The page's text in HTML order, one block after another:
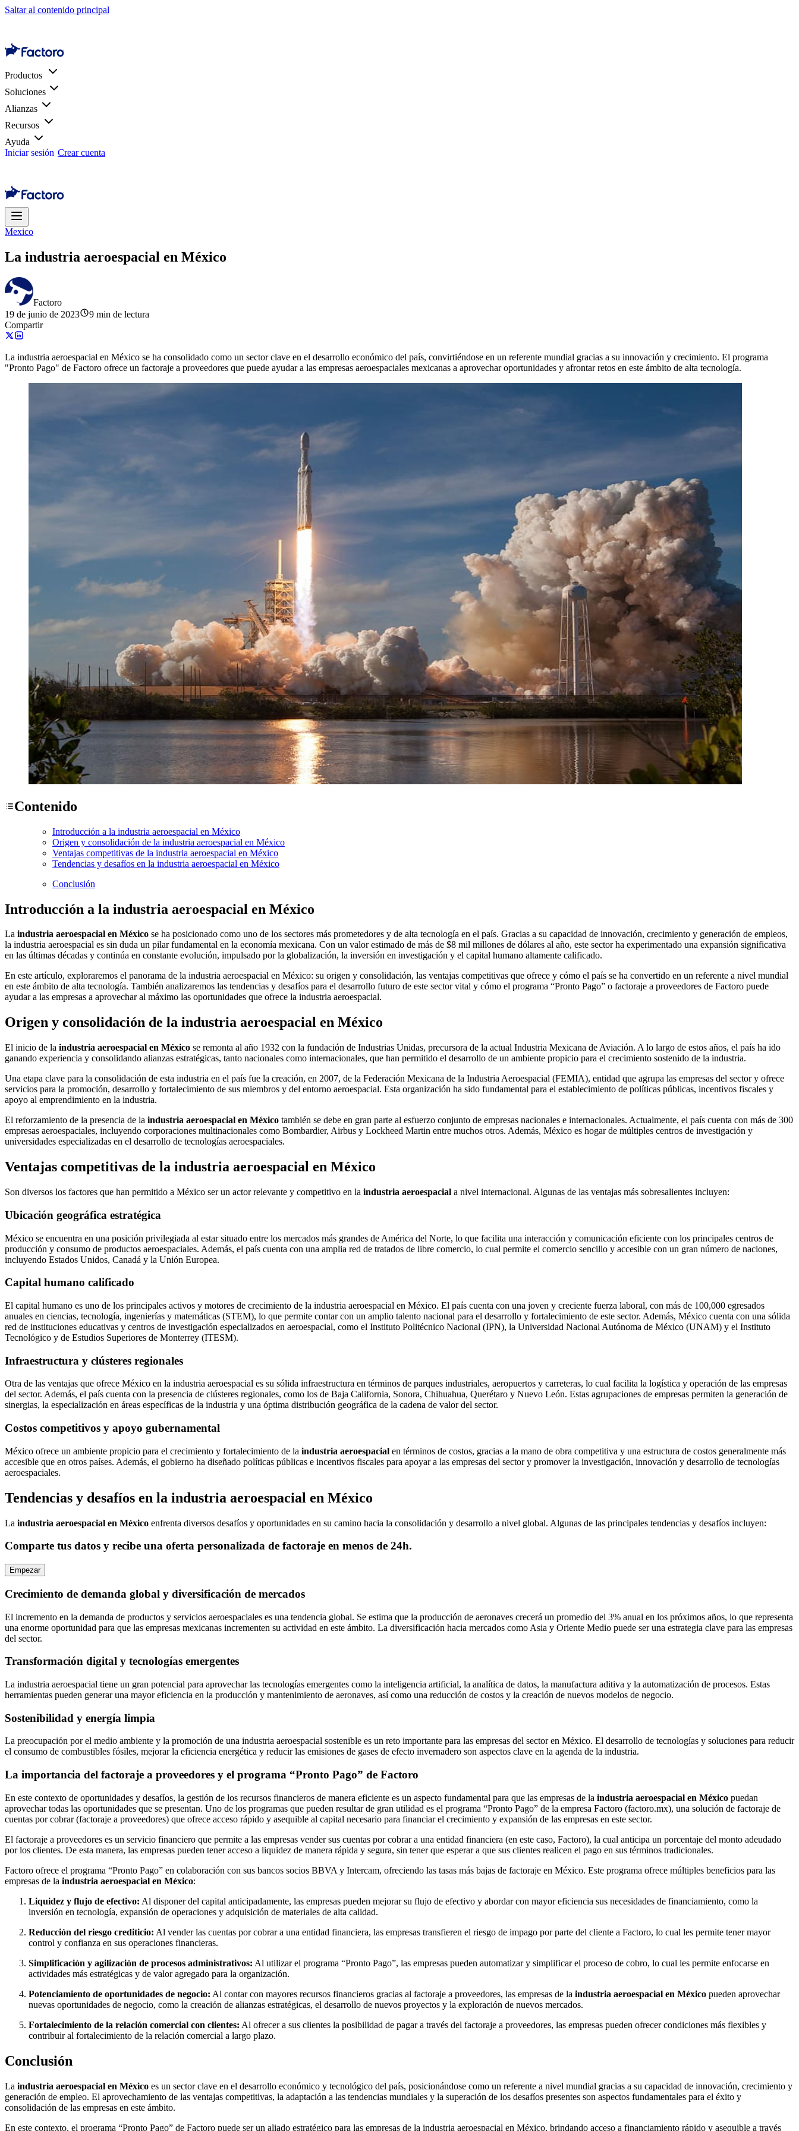
Saltar al contenido principal
Productos
Soluciones
Alianzas
Recursos
Ayuda
Iniciar sesión Crear cuenta
Mexico
La industria aeroespacial en México
Factoro
19 de junio de 2023
9 min de lectura
Compartir
La industria aeroespacial en México se ha consolidado como un sector clave en el desarrollo económico del país, convirtiéndose en un referente mundial gracias a su innovación y crecimiento. El programa
"Pronto Pago" de Factoro ofrece un factoraje a proveedores que puede ayudar a las empresas aeroespaciales mexicanas a aprovechar oportunidades y afrontar retos en este ámbito de alta tecnología.
Contenido
Introducción a la industria aeroespacial en México
Origen y consolidación de la industria aeroespacial en México
Ventajas competitivas de la industria aeroespacial en México
Tendencias y desafíos en la industria aeroespacial en México
Conclusión
Introducción a la industria aeroespacial en México
La industria aeroespacial en México se ha posicionado como uno de los sectores más prometedores y de alta tecnología en el país. Gracias a su capacidad de innovación, crecimiento y generación de empleos,
la industria aeroespacial es sin duda un pilar fundamental en la economía mexicana. Con un valor estimado de más de $8 mil millones de dólares al año, este sector ha experimentado una expansión significativa
en las últimas décadas y continúa en constante evolución, impulsado por la globalización, la inversión en investigación y el capital humano altamente calificado.
En este artículo, exploraremos el panorama de la industria aeroespacial en México: su origen y consolidación, las ventajas competitivas que ofrece y cómo el país se ha convertido en un referente a nivel mundial
en este ámbito de alta tecnología. También analizaremos las tendencias y desafíos para el desarrollo futuro de este sector vital y cómo el programa “Pronto Pago” o factoraje a proveedores de Factoro puede
ayudar a las empresas a aprovechar al máximo las oportunidades que ofrece la industria aeroespacial.
Origen y consolidación de la industria aeroespacial en México
El inicio de la industria aeroespacial en México se remonta al año 1932 con la fundación de Industrias Unidas, precursora de la actual Industria Mexicana de Aviación. A lo largo de estos años, el país ha ido
ganando experiencia y consolidando alianzas estratégicas, tanto nacionales como internacionales, que han permitido el desarrollo de un ambiente propicio para el crecimiento sostenido de la industria.
Una etapa clave para la consolidación de esta industria en el país fue la creación, en 2007, de la Federación Mexicana de la Industria Aeroespacial (FEMIA), entidad que agrupa las empresas del sector y ofrece
servicios para la promoción, desarrollo y fortalecimiento de sus miembros y del entorno aeroespacial. Esta organización ha sido fundamental para el establecimiento de políticas públicas, incentivos fiscales y
apoyo al emprendimiento en la industria.
El reforzamiento de la presencia de la industria aeroespacial en México también se debe en gran parte al esfuerzo conjunto de empresas nacionales e internacionales. Actualmente, el país cuenta con más de 300
empresas aeroespaciales, incluyendo corporaciones multinacionales como Bombardier, Airbus y Lockheed Martin entre muchos otros. Además, México es hogar de múltiples centros de investigación y
universidades especializadas en el desarrollo de tecnologías aeroespaciales.
Ventajas competitivas de la industria aeroespacial en México
Son diversos los factores que han permitido a México ser un actor relevante y competitivo en la industria aeroespacial a nivel internacional. Algunas de las ventajas más sobresalientes incluyen:
Ubicación geográfica estratégica
México se encuentra en una posición privilegiada al estar situado entre los mercados más grandes de América del Norte, lo que facilita una interacción y comunicación eficiente con los principales centros de
producción y consumo de productos aeroespaciales. Además, el país cuenta con una amplia red de tratados de libre comercio, lo cual permite el comercio sencillo y accesible con un gran número de naciones,
incluyendo Estados Unidos, Canadá y la Unión Europea.
Capital humano calificado
El capital humano es uno de los principales activos y motores de crecimiento de la industria aeroespacial en México. El país cuenta con una joven y creciente fuerza laboral, con más de 100,000 egresados
anuales en ciencias, tecnología, ingenierías y matemáticas (STEM), lo que permite contar con un amplio talento nacional para el desarrollo y fortalecimiento de este sector. Además, México cuenta con una sólida
red de instituciones educativas y centros de investigación especializados en aeroespacial, como el Instituto Politécnico Nacional (IPN), la Universidad Nacional Autónoma de México (UNAM) y el Instituto
Tecnológico y de Estudios Superiores de Monterrey (ITESM).
Infraestructura y clústeres regionales
Otra de las ventajas que ofrece México en la industria aeroespacial es su sólida infraestructura en términos de parques industriales, aeropuertos y carreteras, lo cual facilita la logística y operación de las empresas
del sector. Además, el país cuenta con la presencia de clústeres regionales, como los de Baja California, Sonora, Chihuahua, Querétaro y Nuevo León. Estas agrupaciones de empresas permiten la generación de
sinergias, la especialización en áreas específicas de la industria y una óptima distribución geográfica de la cadena de valor del sector.
Costos competitivos y apoyo gubernamental
México ofrece un ambiente propicio para el crecimiento y fortalecimiento de la industria aeroespacial en términos de costos, gracias a la mano de obra competitiva y una estructura de costos generalmente más
accesible que en otros países. Además, el gobierno ha diseñado políticas públicas e incentivos fiscales para apoyar a las empresas del sector y promover la investigación, innovación y desarrollo de tecnologías
aeroespaciales.
Tendencias y desafíos en la industria aeroespacial en México
La industria aeroespacial en México enfrenta diversos desafíos y oportunidades en su camino hacia la consolidación y desarrollo a nivel global. Algunas de las principales tendencias y desafíos incluyen:
Comparte tus datos y recibe una oferta personalizada de factoraje en menos de 24h.
Empezar
Crecimiento de demanda global y diversificación de mercados
El incremento en la demanda de productos y servicios aeroespaciales es una tendencia global. Se estima que la producción de aeronaves crecerá un promedio del 3% anual en los próximos años, lo que representa
una enorme oportunidad para que las empresas mexicanas incrementen su actividad en este ámbito. La diversificación hacia mercados como Asia y Oriente Medio puede ser una estrategia clave para las empresas
del sector.
Transformación digital y tecnologías emergentes
La industria aeroespacial tiene un gran potencial para aprovechar las tecnologías emergentes como la inteligencia artificial, la analítica de datos, la manufactura aditiva y la automatización de procesos. Estas
herramientas pueden generar una mayor eficiencia en la producción y mantenimiento de aeronaves, así como una reducción de costos y la creación de nuevos modelos de negocio.
Sostenibilidad y energía limpia
La preocupación por el medio ambiente y la promoción de una industria aeroespacial sostenible es un reto importante para las empresas del sector en México. El desarrollo de tecnologías y soluciones para reducir
el consumo de combustibles fósiles, mejorar la eficiencia energética y reducir las emisiones de gases de efecto invernadero son aspectos clave en la agenda de la industria.
La importancia del factoraje a proveedores y el programa “Pronto Pago” de Factoro
En este contexto de oportunidades y desafíos, la gestión de los recursos financieros de manera eficiente es un aspecto fundamental para que las empresas de la industria aeroespacial en México puedan
aprovechar todas las oportunidades que se presentan. Uno de los programas que pueden resultar de gran utilidad es el programa “Pronto Pago” de la empresa Factoro (factoro.mx), una solución de factoraje de
cuentas por cobrar (factoraje a proveedores) que ofrece acceso rápido y asequible al capital necesario para financiar el crecimiento y expansión de las empresas en este sector.
El factoraje a proveedores es un servicio financiero que permite a las empresas vender sus cuentas por cobrar a una entidad financiera (en este caso, Factoro), la cual anticipa un porcentaje del monto adeudado
por los clientes. De esta manera, las empresas pueden tener acceso a liquidez de manera rápida y segura, sin tener que esperar a que sus clientes realicen el pago en sus términos tradicionales.
Factoro ofrece el programa “Pronto Pago” en colaboración con sus bancos socios BBVA y Intercam, ofreciendo las tasas más bajas de factoraje en México. Este programa ofrece múltiples beneficios para las
empresas de la industria aeroespacial en México:
Liquidez y flujo de efectivo: Al disponer del capital anticipadamente, las empresas pueden mejorar su flujo de efectivo y abordar con mayor eficiencia sus necesidades de financiamiento, como la
inversión en tecnología, expansión de operaciones y adquisición de materiales de alta calidad.
Reducción del riesgo crediticio: Al vender las cuentas por cobrar a una entidad financiera, las empresas transfieren el riesgo de impago por parte del cliente a Factoro, lo cual les permite tener mayor
control y confianza en sus operaciones financieras.
Simplificación y agilización de procesos administrativos: Al utilizar el programa “Pronto Pago”, las empresas pueden automatizar y simplificar el proceso de cobro, lo cual les permite enfocarse en
actividades más estratégicas y de valor agregado para la organización.
Potenciamiento de oportunidades de negocio: Al contar con mayores recursos financieros gracias al factoraje a proveedores, las empresas de la industria aeroespacial en México pueden aprovechar
nuevas oportunidades de negocio, como la creación de alianzas estratégicas, el desarrollo de nuevos proyectos y la exploración de nuevos mercados.
Fortalecimiento de la relación comercial con clientes: Al ofrecer a sus clientes la posibilidad de pagar a través del factoraje a proveedores, las empresas pueden ofrecer condiciones más flexibles y
contribuir al fortalecimiento de la relación comercial a largo plazo.
Conclusión
La industria aeroespacial en México es un sector clave en el desarrollo económico y tecnológico del país, posicionándose como un referente a nivel mundial gracias a su capacidad de innovación, crecimiento y
generación de empleo. El aprovechamiento de las ventajas competitivas, la adaptación a las tendencias mundiales y la superación de los desafíos presentes son aspectos fundamentales para el éxito y
consolidación de las empresas en este ámbito.
En este contexto, el programa “Pronto Pago” de Factoro puede ser un aliado estratégico para las empresas de la industria aeroespacial en México, brindando acceso a financiamiento rápido y asequible a través